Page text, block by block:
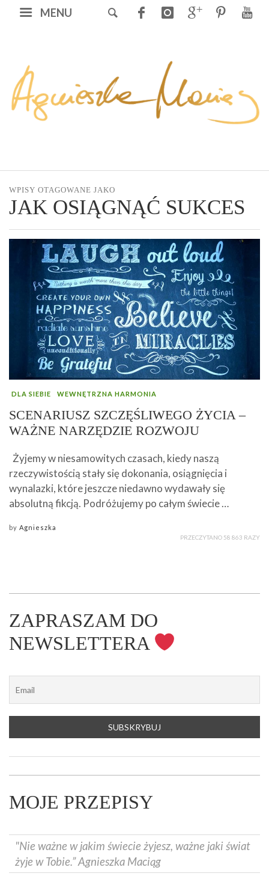
MENU
WPISY OTAGOWANE JAKO
JAK OSIĄGNĄĆ SUKCES
DLA SIEBIE WEWNĘTRZNA HARMONIA
SCENARIUSZ SZCZĘŚLIWEGO ŻYCIA –
WAŻNE NARZĘDZIE ROZWOJU
Żyjemy w niesamowitych czasach, kiedy naszą
rzeczywistością stały się dokonania, osiągnięcia i
wynalazki, które jeszcze niedawno wydawały się
absolutną fikcją. Podróżujemy po całym świecie …
by Agnieszka
PRZECZYTANO 58 863 RAZY
ZAPRASZAM DO
NEWSLETTERA
MOJE PRZEPISY
"Nie ważne w jakim świecie żyjesz, ważne jaki świat
żyje w Tobie.” Agnieszka Maciąg